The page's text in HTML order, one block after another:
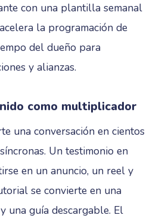
con una plantilla semanal
la programación de
del dueño para
y alianzas.
como multiplicador
una conversación en cientos
Un testimonio en
en un anuncio, un reel y
se convierte en una
una guía descargable. El